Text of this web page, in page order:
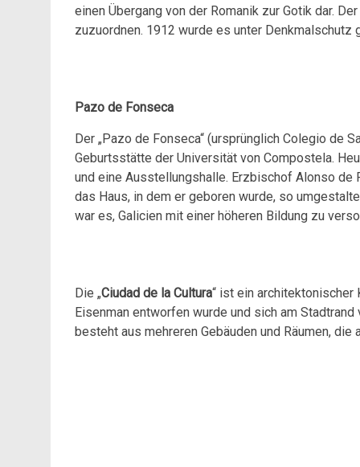
einen Übergang von der Romanik zur Gotik dar.
zuzuordnen. 1912 wurde es unter
Pazo de Fonseca
Der „Pazo de Fonseca“ (ursprünglich Colegio de
Geburtsstätte der Universität von Compostela.
und eine Ausstellungshalle. Erzbischof Alonso de
das Haus, in dem er geboren wurde, so
war es, Galicien mit einer höheren Bildung zu
Die „Ciudad de la Cultura“ ist ein architektonischer
Eisenman entworfen wurde und sich am
besteht aus mehreren Gebäuden und Räumen,